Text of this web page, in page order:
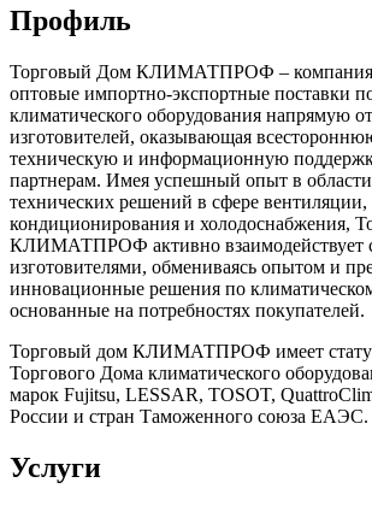
Профиль
Торговый Дом КЛИМАТПРОФ – компания,
оптовые импортно-экспортные поставки
климатического оборудования напрямую
изготовителей, оказывающая
техническую и информационную
партнерам. Имея успешный опыт в
технических решений в сфере вентиляции,
кондиционирования и холодоснабжения,
КЛИМАТПРОФ активно взаимодействует
изготовителями, обмениваясь опытом и
инновационные решения по
основанные на потребностях покупателей.
Торговый дом КЛИМАТПРОФ имеет
Торгового Дома климатического
марок Fujitsu, LESSAR, TOSOT,
России и стран Таможенного союза ЕАЭС.
Услуги